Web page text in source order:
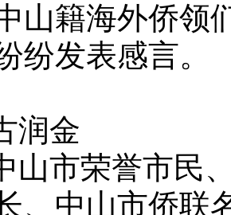
山籍海外侨领
纷发表感言。
润金
山市荣誉市民
、 中山市侨联